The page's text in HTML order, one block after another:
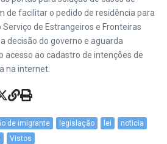
de facilitar o pedido de residência para
Serviço de Estrangeiros e Fronteiras
decisão do governo e aguarda
acesso ao cadastro de intenções de
na internet.
de imigrante legislação lei
noticia
Vistos